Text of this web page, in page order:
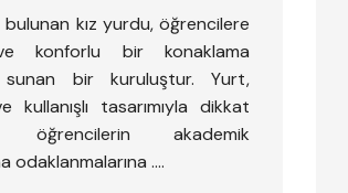
bulunan kız yurdu, öğrencilere
konforlu bir konaklama
sunan bir kuruluştur. Yurt,
kullanışlı tasarımıyla dikkat
öğrencilerin akademik
odaklanmalarına ….